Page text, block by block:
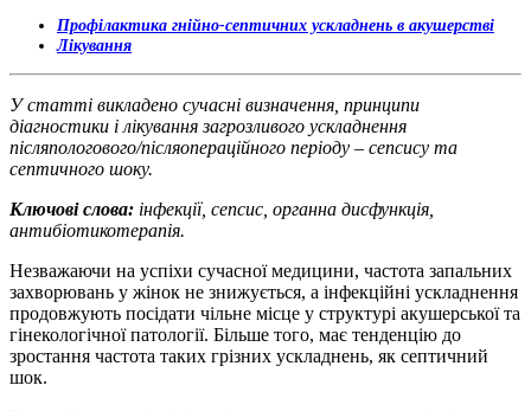
Профілактика гнійно-септичних ускладнень в акушерстві
Лікування
У статті викладено сучасні визначення, принципи
діагностики і лікування загрозливого ускладнення
післяпологового/післяопераційного періоду – сепсису та
септичного шоку.
Ключові слова: інфекції, сепсис, органна дисфункція,
антибіотикотерапія.
Незважаючи на успіхи сучасної медицини, частота запальних
захворювань у жінок не знижується, а інфекційні ускладнення
продовжують посідати чільне місце у структурі акушерської та
гінекологічної патології. Більше того, має тенденцію до
зростання частота таких грізних ускладнень, як септичний
шок.